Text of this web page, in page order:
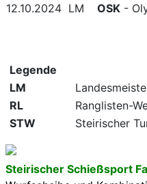
12.10.2024 LM OSK -
Legende
LM
RL
Ranglisten-
STW
Steirischer
Steirischer Schießsport